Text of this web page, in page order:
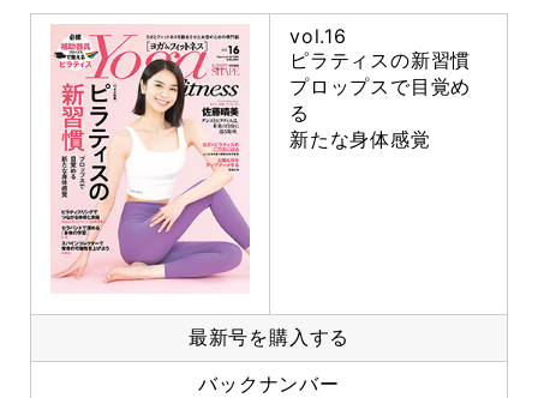
vol.16
ピラティスの新習慣
プロップスで目覚め
る
新たな身体感覚
最新号を購入する
バックナンバー